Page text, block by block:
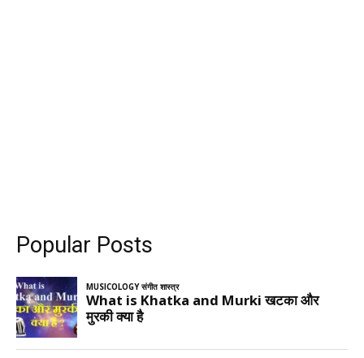
Popular Posts